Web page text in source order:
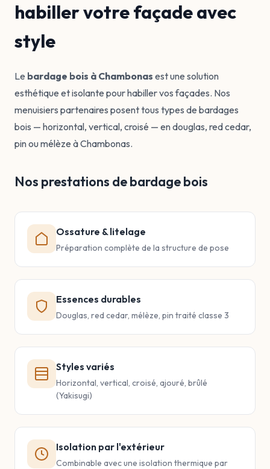
habiller votre façade avec
style
Le bardage bois à Chambonas est une solution
esthétique et isolante pour habiller vos façades. Nos
menuisiers partenaires posent tous types de bardages
bois — horizontal, vertical, croisé — en douglas, red cedar,
pin ou mélèze à Chambonas.
Nos prestations de bardage bois
Ossature & litelage
Préparation complète de la structure de pose
Essences durables
Douglas, red cedar, mélèze, pin traité classe 3
Styles variés
Horizontal, vertical, croisé, ajouré, brûlé
(Yakisugi)
Isolation par l'extérieur
Combinable avec une isolation thermique par